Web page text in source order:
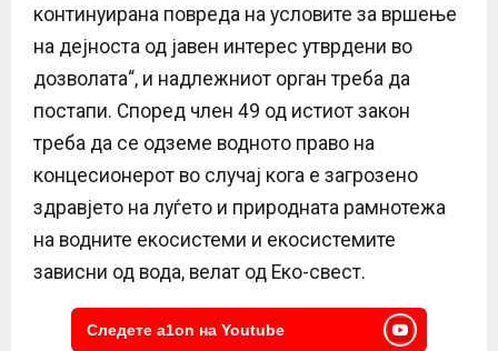
континуирана повреда на условите за вршење
на дејноста од јавен интерес утврдени во
дозволата“, и надлежниот орган треба да
постапи. Според член 49 од истиот закон
треба да се одземе водното право на
концесионерот во случај кога е загрозено
здравјето на луѓето и природната рамнотежа
на водните екосистеми и екосистемите
зависни од вода, велат од Еко-свест.
Следете a1on на Youtube